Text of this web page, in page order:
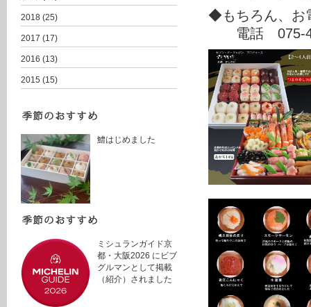
2018 (25)
2017 (17)
2016 (13)
2015 (15)
鱧はじめました
ミシュランガイド京
都・大阪2026 にビブ
グルマンとして掲載
（紹介）されました
◆もちろん、お
電話 075-